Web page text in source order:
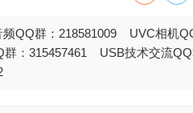
QQ群：218581009 UVC相机
：315457461 USB技术交流